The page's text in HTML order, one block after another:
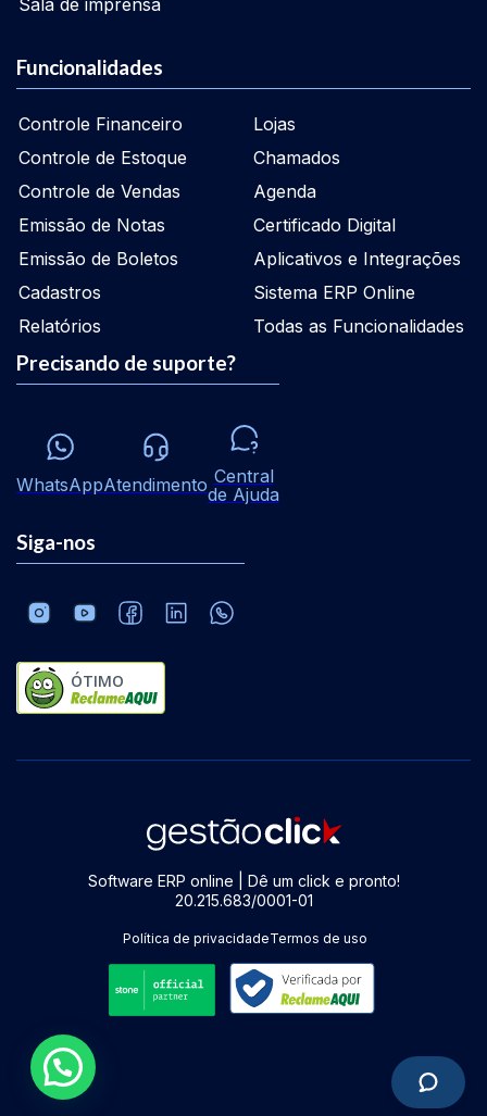
Funcionalidades
Controle Financeiro
Controle de Estoque
Controle de Vendas
Emissão de Notas
Emissão de Boletos
Cadastros
Relatórios
Lojas
Chamados
Agenda
Certificado Digital
Aplicativos e Integrações
Sistema ERP Online
Todas as Funcionalidades
Precisando de suporte?
WhatsAppAtendimento Central
de Ajuda
Siga-nos
ÓTIMO
Software ERP online | Dê um click e pronto!
20.215.683/0001-01
Política de privacidadeTermos de uso